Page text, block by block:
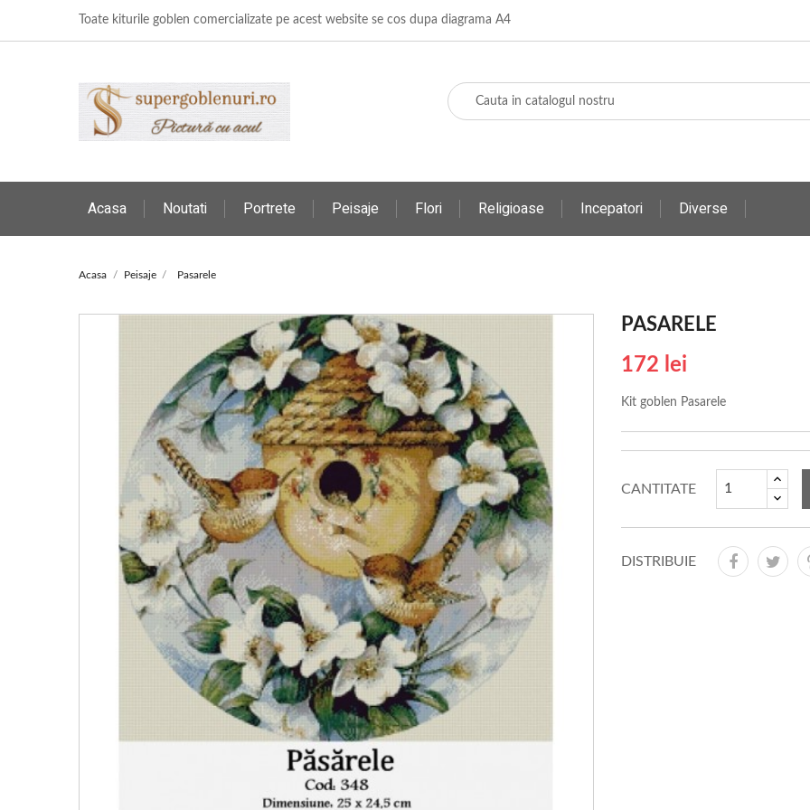
Toate kiturile goblen comercializate pe acest website se cos dupa diagrama A4
Acasa Noutati Portrete Peisaje Flori Religioase Incepatori Diverse
Acasa Peisaje Pasarele
PASARELE
172 lei
Kit goblen Pasarele
CANTITATE
DISTRIBUIE